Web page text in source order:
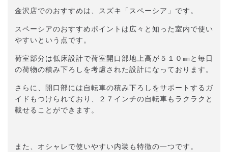
金沢店でのおすすめは、スズキ「スペーシア」です。
スペーシアのおすすめポイントは広々と知った室内で使い
やすいという点です。
荷室部分は低床設計で荷室開口部地上高が５１０㎜と毎日
の荷物の積み下ろしを考慮された設計になっております。
さらに、開口部には自転車の積み下ろしをサポートするガ
イドもつけられており、２７インチの自転車もラクラクと
載せることができます。
また、オシャレで使いやすい内装も特徴の一つです。